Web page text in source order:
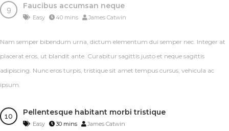
Faucibus accumsan neque
Easy 40 mins James Catwin
Nam semper bibendum urna, dictum elementum dui semper nec. Integer at
placerat eros, ut blandit ante. Curabitur sagittis justo et neque sagittis
adipiscing. Nunc eros turpis, tristique sit amet tempus cursus, vehicula ac
ipsum.
Pellentesque habitant morbi tristique
Easy 30 mins James Catwin